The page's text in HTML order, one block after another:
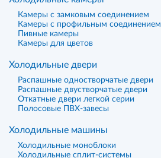
Камеры с замковым соединением
Камеры с профильным соединением
Пивные камеры
Камеры для цветов
Холодильные двери
Распашные одностворчатые двери
Распашные двустворчатые двери
Откатные двери легкой серии
Полосовые ПВХ-завесы
Холодильные машины
Холодильные моноблоки
Холодильные сплит-системы